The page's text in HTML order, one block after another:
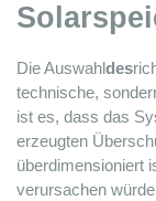
Die Auswahldes
technische,
ist es, dass das
erzeugten
überdimensioniert
verursachen